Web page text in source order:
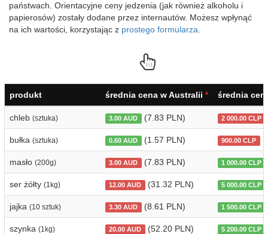
państwach. Orientacyjne ceny jedzenia (jak również alkoholu i
papierosów) zostały dodane przez internautów. Możesz wpłynąć
na ich wartości, korzystając z prostego formularza
produkt średnia cena w Australii * średnia
chleb (sztuka) 3.00 AUD (7.83 PLN) 2 000.00 CLP
bułka (sztuka) 0.60 AUD (1.57 PLN) 900.00 CLP
masło (200g) 3.00 AUD (7.83 PLN) 1 000.00 CLP
ser żółty (1kg) 12.00 AUD (31.32 PLN) 5 000.00 CLP
jajka (10 sztuk) 3.30 AUD (8.61 PLN) 1 500.00 CLP
szynka (1kg) 20.00 AUD (52.20 PLN) 5 200.00 CLP